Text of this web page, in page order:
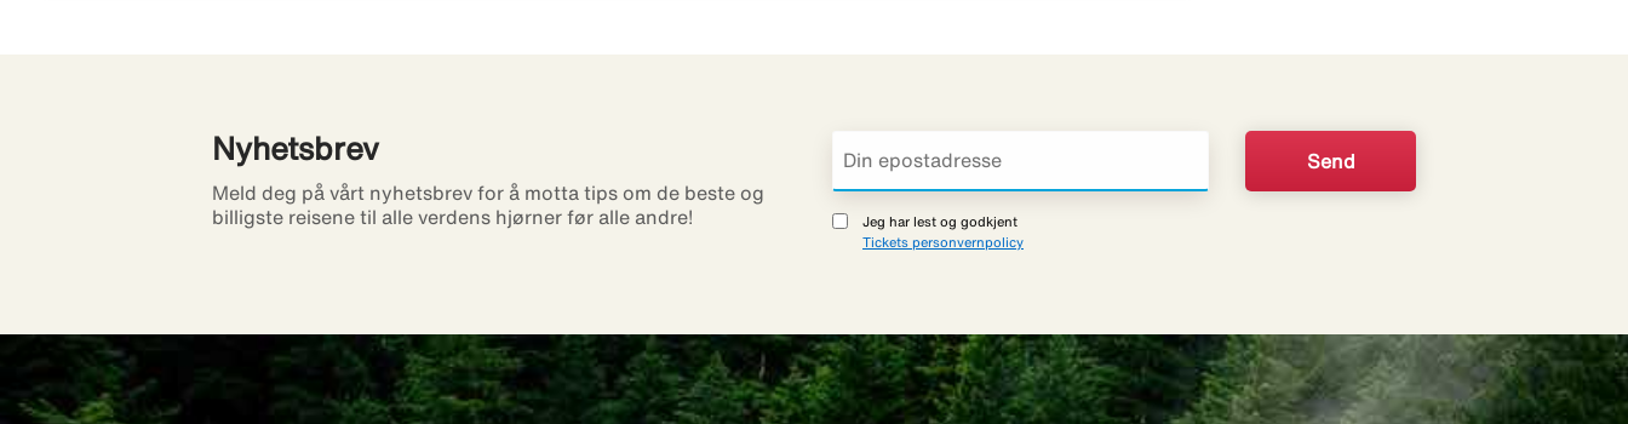
Nyhetsbrev
Meld deg på vårt nyhetsbrev for å motta tips om de beste og
billigste reisene til alle verdens hjørner før alle andre!
Jeg har lest og godkjent
Tickets personvernpolicy